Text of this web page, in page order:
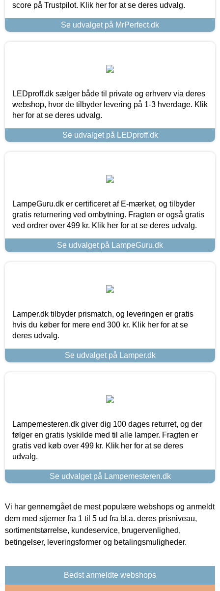
score på Trustpilot. Klik her for at se deres udvalg.
Se udvalget på MrPerfect.dk
LEDproff.dk sælger både til private og erhverv via deres
webshop, hvor de tilbyder levering på 1-3 hverdage. Klik
her for at se deres udvalg.
Se udvalget på LEDproff.dk
LampeGuru.dk er certificeret af E-mærket, og tilbyder
gratis returnering ved ombytning. Fragten er også gratis
ved ordrer over 499 kr. Klik her for at se deres udvalg.
Se udvalget på LampeGuru.dk
Lamper.dk tilbyder prismatch, og leveringen er gratis
hvis du køber for mere end 300 kr. Klik her for at se
deres udvalg.
Se udvalget på Lamper.dk
Lampemesteren.dk giver dig 100 dages returret, og der
følger en gratis lyskilde med til alle lamper. Fragten er
gratis ved køb over 499 kr. Klik her for at se deres
udvalg.
Se udvalget på Lampemesteren.dk
Vi har gennemgået de mest populære webshops og anmeldt
dem med stjerner fra 1 til 5 ud fra bl.a. deres prisniveau,
sortimentstørrelse, kundeservice, brugervenlighed,
betingelser, leveringsformer og betalingsmuligheder.
Bedst anmeldte webshops